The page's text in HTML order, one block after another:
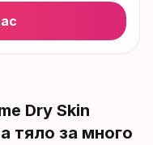
Dry Skin
тяло за много